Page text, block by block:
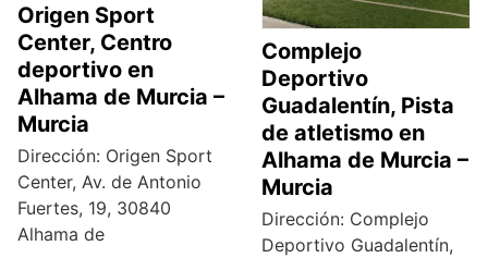
Origen Sport
Center, Centro
deportivo en
Alhama de Murcia –
Murcia
Dirección: Origen Sport
Center, Av. de Antonio
Fuertes, 19, 30840
Alhama de
Complejo
Deportivo
Guadalentín, Pista
de atletismo en
Alhama de Murcia –
Murcia
Dirección: Complejo
Deportivo Guadalentín,